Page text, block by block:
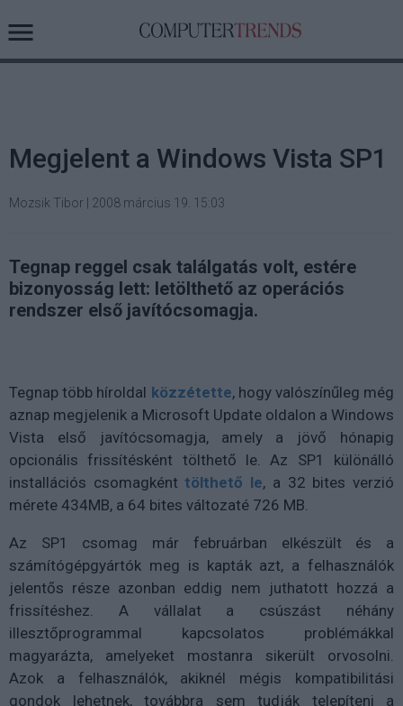
Megjelent a Windows Vista SP1
Mozsik Tibor 2008 március 19. 15:03
Tegnap reggel csak találgatás volt, estére
bizonyosság lett: letölthető az operációs
rendszer első javítócsomagja.
Tegnap több híroldal közzétette, hogy valószínűleg még
aznap megjelenik a Microsoft Update oldalon a Windows
Vista első javítócsomagja, amely a jövő hónapig
opcionális frissítésként tölthető le. Az SP1 különálló
installációs csomagkénttölthető le, a 32 bites verzió
mérete 434MB, a 64 bites változaté 726 MB.
Az SP1 csomag már februárban elkészült és a
számítógépgyártók meg is kapták azt, a felhasználók
jelentős része azonban eddig nem juthatott hozzá a
frissítéshez. A vállalat a csúszást néhány
illesztőprogrammal kapcsolatos problémákkal
magyarázta, amelyeket mostanra sikerült orvosolni.
Azok a felhasználók, akiknél mégis kompatibilitási
gondok lehetnek, továbbra sem tudják telepíteni a